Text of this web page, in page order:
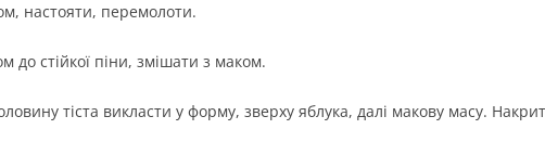
настояти, перемолоти.
до стійкої піни, змішати з маком.
тіста викласти у форму, зверху яблука, далі макову масу.